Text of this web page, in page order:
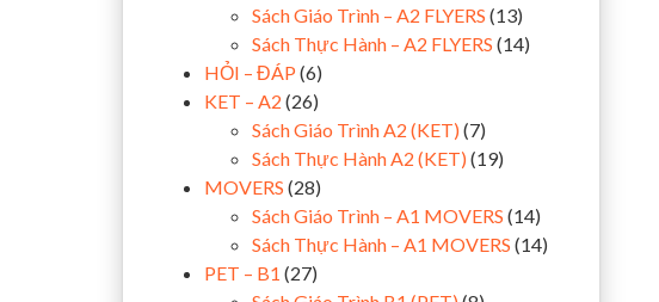
Sách Giáo Trình – A2 FLYERS (13)
Sách Thực Hành – A2 FLYERS (14)
HỎI – ĐÁP (6)
KET – A2 (26)
Sách Giáo Trình A2 (KET) (7)
Sách Thực Hành A2 (KET) (19)
MOVERS (28)
Sách Giáo Trình – A1 MOVERS (14)
Sách Thực Hành – A1 MOVERS (14)
PET – B1 (27)